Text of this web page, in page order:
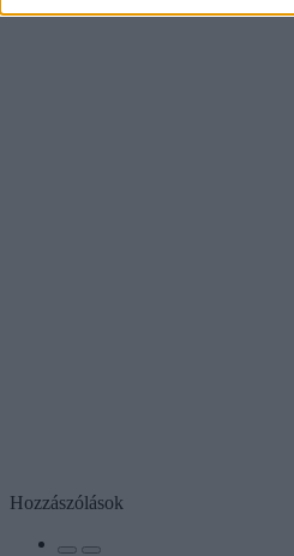
Hozzászólások